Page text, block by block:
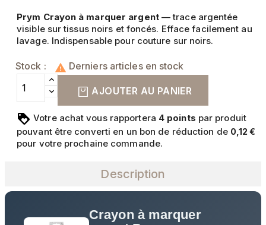
Prym Crayon à marquer argent— trace argentée
visible sur tissus noirs et foncés. Efface facilement au
lavage. Indispensable pour couture sur noirs.
Stock :  Derniers articles en stock
AJOUTER AU PANIER
Votre achat vous rapportera 4 points par produit
pouvant être converti en un bon de réduction de 0,12 €
pour votre prochaine commande.
Description
Crayon à marquer